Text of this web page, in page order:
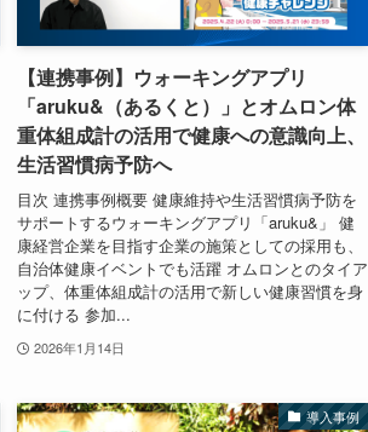
【連携事例】ウォーキングアプリ
「aruku&（あるくと）」とオムロン体
重体組成計の活用で健康への意識向上、
生活習慣病予防へ
目次 連携事例概要 健康維持や生活習慣病予防を
サポートするウォーキングアプリ「aruku&」 健
康経営企業を目指す企業の施策としての採用も、
自治体健康イベントでも活躍 オムロンとのタイア
ップ、体重体組成計の活用で新しい健康習慣を身
に付ける 参加...
2026年1月14日
導入事例